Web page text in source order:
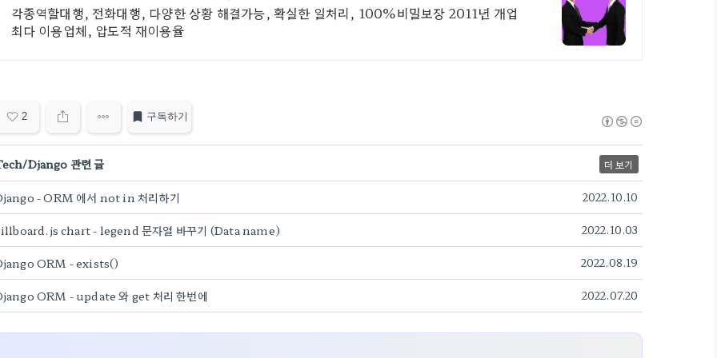
각종역할대행, 전화대행, 다양한 상황 해결가능, 확실한 일처리, 100%비밀보장 2011년 개업
최다 이용업체, 압도적 재이용율
2 구독하기
Django 관련 글 더 보기
- ORM 에서 not in 처리하기 2022.10.10
chart - legend 문자열 바꾸기 (Data name) 2022.10.03
ORM - exists() 2022.08.19
ORM - update 와 get 처리 한번에 2022.07.20